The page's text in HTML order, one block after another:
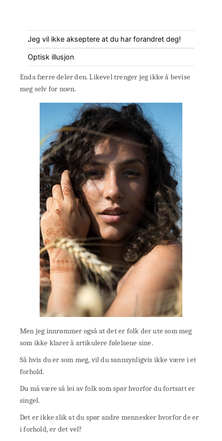
Jeg vil ikke akseptere at du har forandret deg!
Optisk illusjon
Enda færre deler den. Likevel trenger jeg ikke å bevise
meg selv for noen.
Men jeg innrømmer også at det er folk der ute som meg
som ikke klarer å artikulere følelsene sine.
Så hvis du er som meg, vil du sannsynligvis ikke være i et
forhold.
Du må være så lei av folk som spør hvorfor du fortsatt er
singel.
Det er ikke slik at du spør andre mennesker hvorfor de er
i forhold, er det vel?